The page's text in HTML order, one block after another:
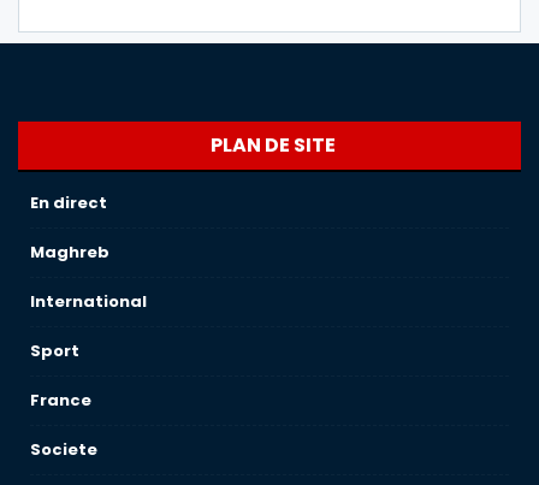
PLAN DE SITE
En direct
Maghreb
International
Sport
France
Societe